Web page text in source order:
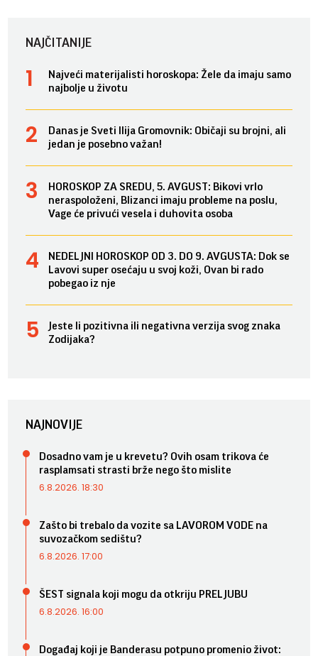
NAJČITANIJE
Najveći materijalisti horoskopa: Žele da imaju samo
najbolje u životu
Danas je Sveti Ilija Gromovnik: Običaji su brojni, ali
jedan je posebno važan!
HOROSKOP ZA SREDU, 5. AVGUST: Bikovi vrlo
neraspoloženi, Blizanci imaju probleme na poslu,
Vage će privući vesela i duhovita osoba
NEDELJNI HOROSKOP OD 3. DO 9. AVGUSTA: Dok se
Lavovi super osećaju u svoj koži, Ovan bi rado
pobegao iz nje
Jeste li pozitivna ili negativna verzija svog znaka
Zodijaka?
NAJNOVIJE
Dosadno vam je u krevetu? Ovih osam trikova će
rasplamsati strasti brže nego što mislite
6.8.2026. 18:30
Zašto bi trebalo da vozite sa LAVOROM VODE na
suvozačkom sedištu?
6.8.2026. 17:00
ŠEST signala koji mogu da otkriju PRELJUBU
6.8.2026. 16:00
Događaj koji je Banderasu potpuno promenio život: